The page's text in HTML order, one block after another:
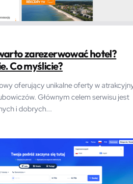
zarezerwować hotel?
Co myślicie?
oferujący unikalne oferty w
Głównym celem serwisu jest
i dobrych...